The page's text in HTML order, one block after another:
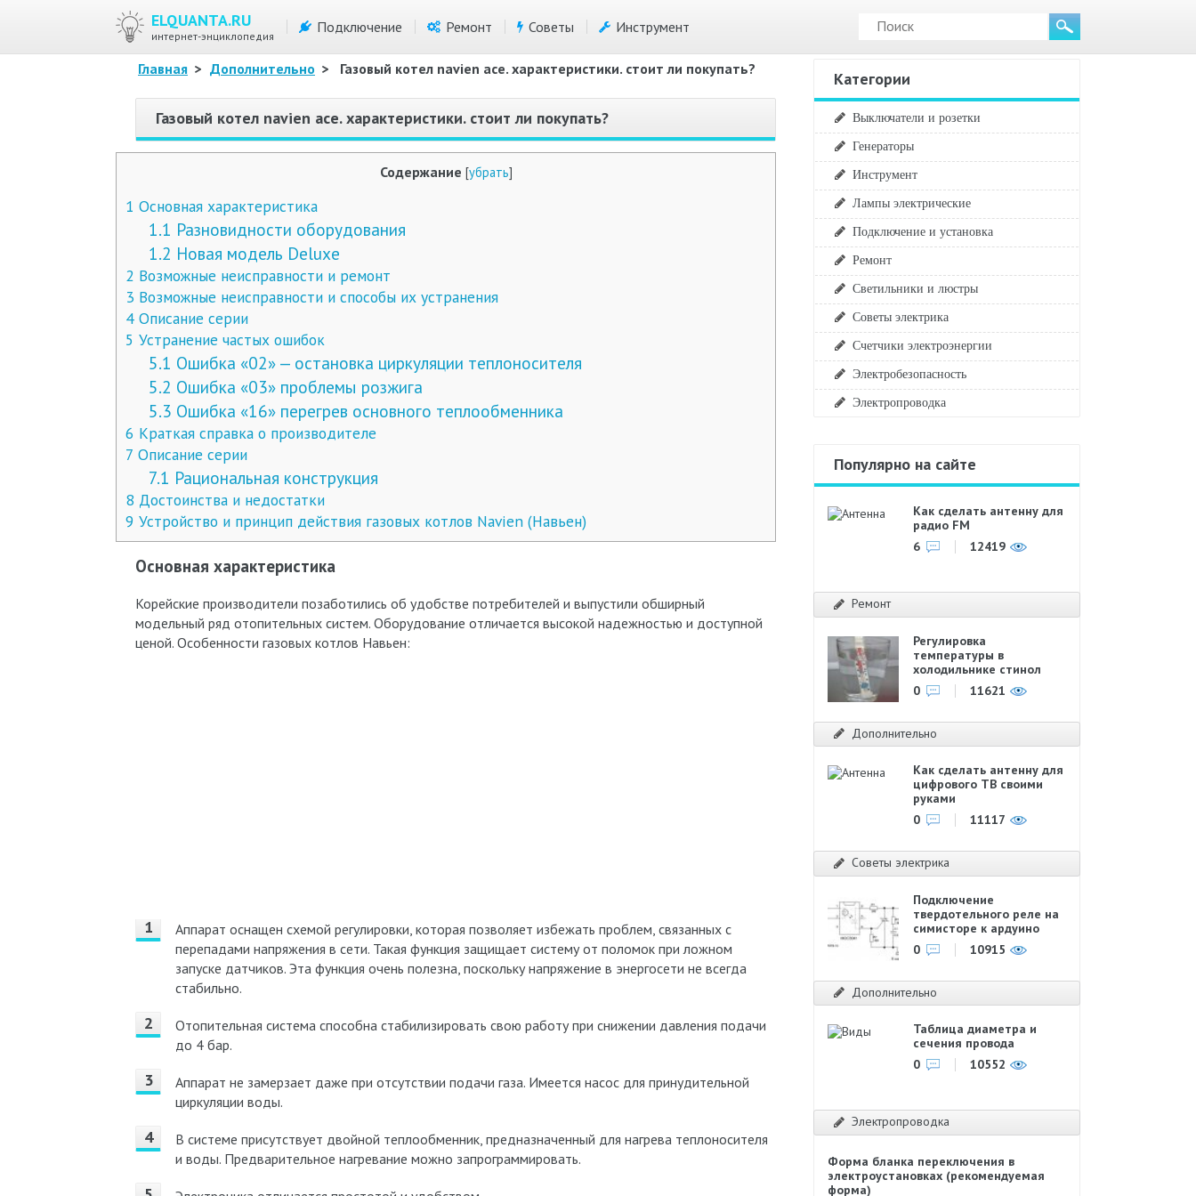
ELQUANTA.RU
интернет-энциклопедия
Подключение Ремонт Советы Инструмент
Главная > Дополнительно > Газовый котел navien ace. характеристики. стоит ли покупать?
Газовый котел navien ace. характеристики. стоит ли покупать?
Содержание [убрать]
1 Основная характеристика
1.1 Разновидности оборудования
1.2 Новая модель Deluxe
2 Возможные неисправности и ремонт
3 Возможные неисправности и способы их устранения
4 Описание серии
5 Устранение частых ошибок
5.1 Ошибка «02» — остановка циркуляции теплоносителя
5.2 Ошибка «03» проблемы розжига
5.3 Ошибка «16» перегрев основного теплообменника
6 Краткая справка о производителе
7 Описание серии
7.1 Рациональная конструкция
8 Достоинства и недостатки
9 Устройство и принцип действия газовых котлов Navien (Навьен)
Основная характеристика
Корейские производители позаботились об удобстве потребителей и выпустили обширный
модельный ряд отопительных систем. Оборудование отличается высокой надежностью и доступной
ценой. Особенности газовых котлов Навьен:
Аппарат оснащен схемой регулировки, которая позволяет избежать проблем, связанных с
перепадами напряжения в сети. Такая функция защищает систему от поломок при ложном
запуске датчиков. Эта функция очень полезна, поскольку напряжение в энергосети не всегда
стабильно.
Отопительная система способна стабилизировать свою работу при снижении давления подачи
до 4 бар.
Аппарат не замерзает даже при отсутствии подачи газа. Имеется насос для принудительной
циркуляции воды.
В системе присутствует двойной теплообменник, предназначенный для нагрева теплоносителя
и воды. Предварительное нагревание можно запрограммировать.
Категории
Выключатели и розетки
Генераторы
Инструмент
Лампы электрические
Подключение и установка
Ремонт
Светильники и люстры
Советы электрика
Счетчики электроэнергии
Электробезопасность
Электропроводка
Популярно на сайте
Как сделать антенну для
радио FM
6
12419
Ремонт
Регулировка
температуры в
холодильнике стинол
0
11621
Дополнительно
Как сделать антенну для
цифрового ТВ своими
руками
0
11117
Советы электрика
Подключение
твердотельного реле на
симисторе к ардуино
0
10915
Дополнительно
Таблица диаметра и
сечения провода
0
10552
Электропроводка
Форма бланка переключения в
электроустановках (рекомендуемая
форма)